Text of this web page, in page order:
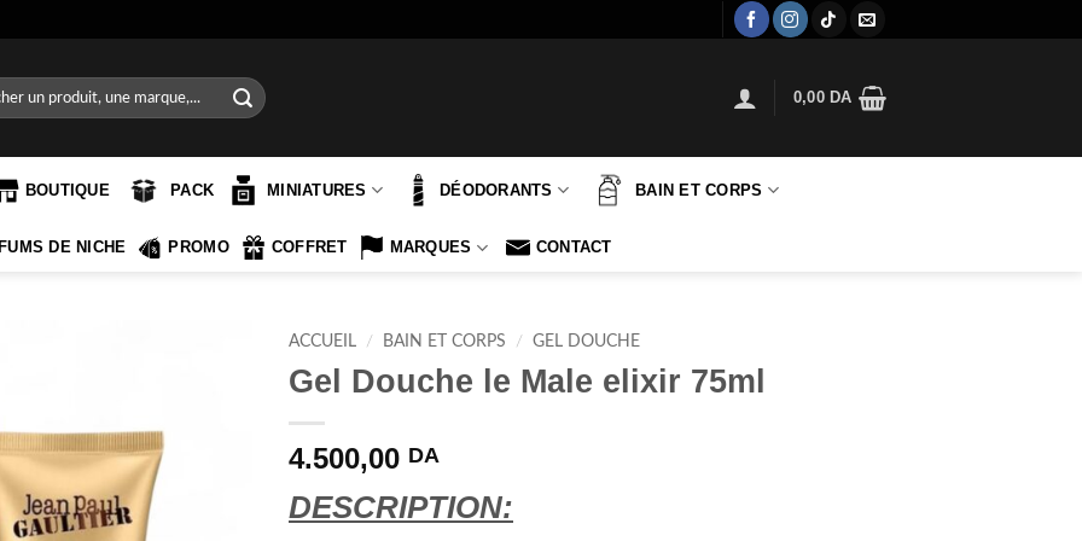
0,00 DA
BOUTIQUE PACK MINIATURES DÉODORANTS BAIN ET CORPS
DE NICHE PROMO COFFRET MARQUES CONTACT
ACCUEIL / BAIN ET CORPS / GEL DOUCHE
Gel Douche le Male elixir 75ml
4.500,00 DA
DESCRIPTION: